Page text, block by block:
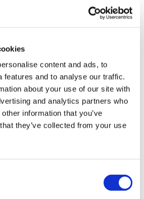
content and ads, to
features and to analyse our traffic.
about your use of our site with
and analytics partners who
information that you’ve
they’ve collected from your use
Запросите, пожалуста
лица
Запросите, пожалуста
Запросите, пожалуста
Запросите, пожалуста
Запросите, пожалуста
Запросите, пожалуста
пожалуста
Запросите, пожалуста
Запросите, пожалуста
пожалуста
Запросите, пожалуста
Запросите, пожалуста
Запросите, пожалуста